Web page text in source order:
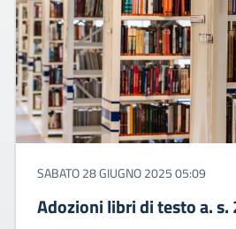
SABATO 28 GIUGNO 2025 05:09
Adozioni libri di testo a.